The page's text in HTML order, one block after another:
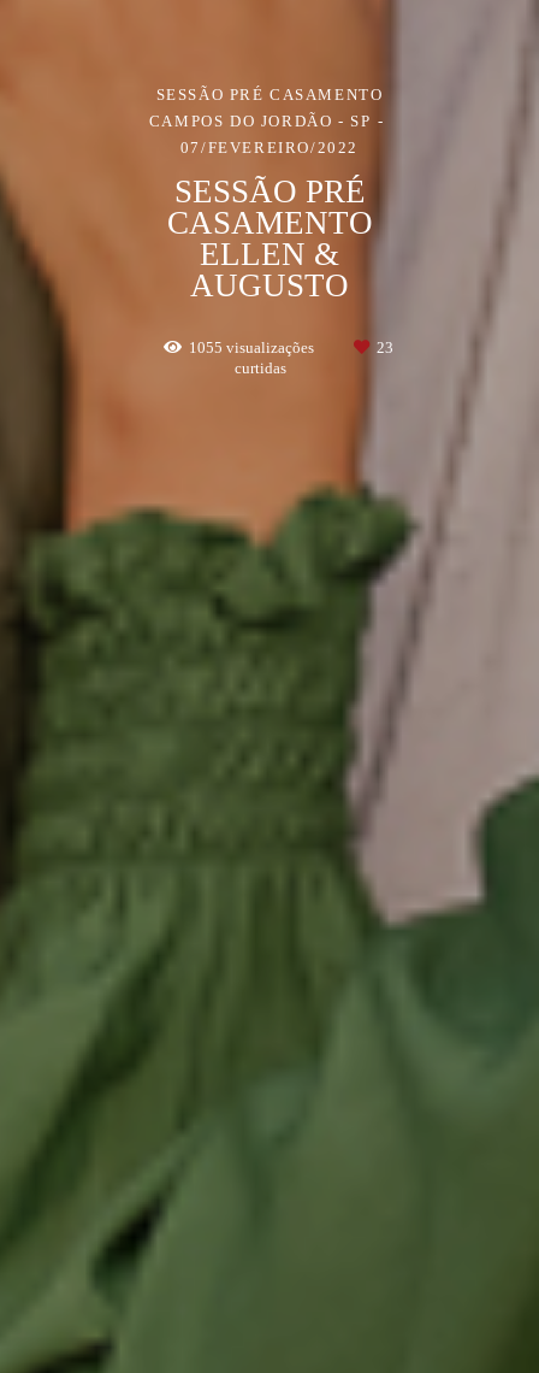
SESSÃO PRÉ CASAMENTO
CAMPOS DO JORDÃO - SP
07/FEVEREIRO/2022
SESSÃO PRÉ
CASAMENTO
ELLEN &
AUGUSTO
1055 visualizações
23
curtidas